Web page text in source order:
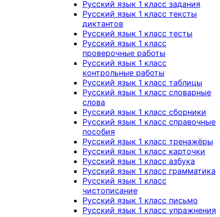
Русский язык 1 класс задания
Русский язык 1 класс тексты
диктантов
Русский язык 1 класс тесты
Русский язык 1 класс
проверочные работы
Русский язык 1 класс
контрольные работы
Русский язык 1 класс таблицы
Русский язык 1 класс словарные
слова
Русский язык 1 класс сборники
Русский язык 1 класс справочные
пособия
Русский язык 1 класс тренажёры
Русский язык 1 класс карточки
Русский язык 1 класс азбука
Русский язык 1 класс грамматика
Русский язык 1 класс
чистописание
Русский язык 1 класс письмо
Русский язык 1 класс упражнения